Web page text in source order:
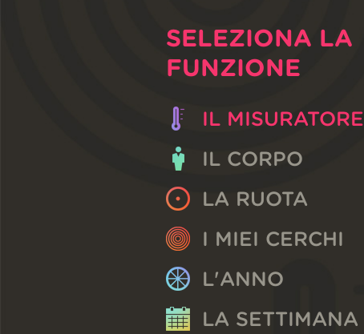
SELEZIONA LA
FUNZIONE
IL MISURATORE
IL CORPO
LA RUOTA
I MIEI CERCHI
L'ANNO
LA SETTIMANA